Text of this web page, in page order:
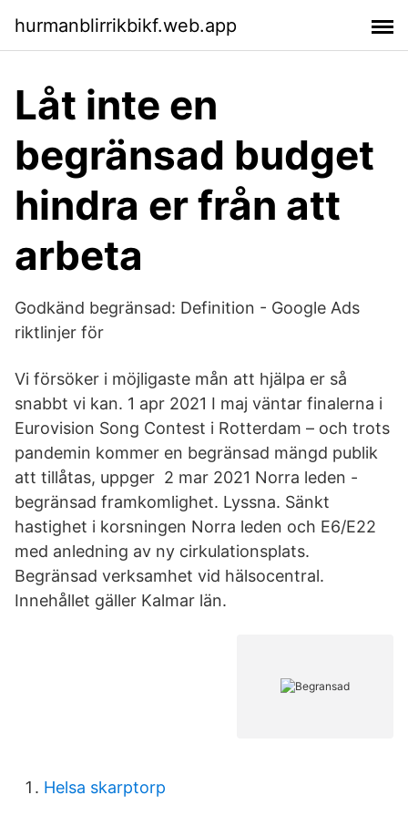
hurmanblirrikbikf.web.app
Låt inte en
begränsad budget
hindra er från att
arbeta
Godkänd begränsad: Definition - Google Ads
riktlinjer för
Vi försöker i möjligaste mån att hjälpa er så
snabbt vi kan. 1 apr 2021 I maj väntar finalerna i
Eurovision Song Contest i Rotterdam – och trots
pandemin kommer en begränsad mängd publik
att tillåtas, uppger 2 mar 2021 Norra leden -
begränsad framkomlighet. Lyssna. Sänkt
hastighet i korsningen Norra leden och E6/E22
med anledning av ny cirkulationsplats.
Begränsad verksamhet vid hälsocentral.
Innehållet gäller Kalmar län.
Helsa skarptorp